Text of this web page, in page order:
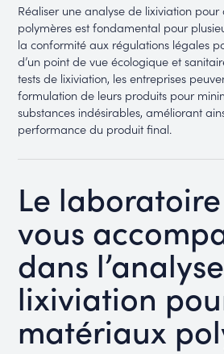
Réaliser une analyse de lixiviation
polymères est fondamental pour
la conformité aux régulations légales
d’un point de vue écologique et
tests de lixiviation, les entreprises
formulation de leurs produits pour
substances indésirables, améliorant
performance du produit final.
Le laboratoire
vous
dans
lixiviation
matériaux